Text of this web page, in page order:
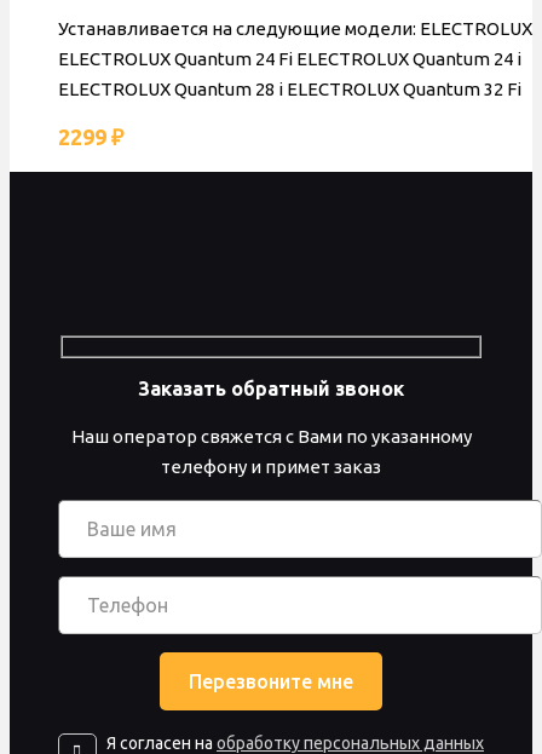
Устанавливается на следующие модели: ELECTROLUX
ELECTROLUX Quantum 24 Fi ELECTROLUX Quantum 24 i
ELECTROLUX Quantum 28 i ELECTROLUX Quantum 32 Fi
2299 ₽
Заказать обратный звонок
Наш оператор свяжется с Вами по указанному
телефону и примет заказ
Я согласен на обработку персональных данных